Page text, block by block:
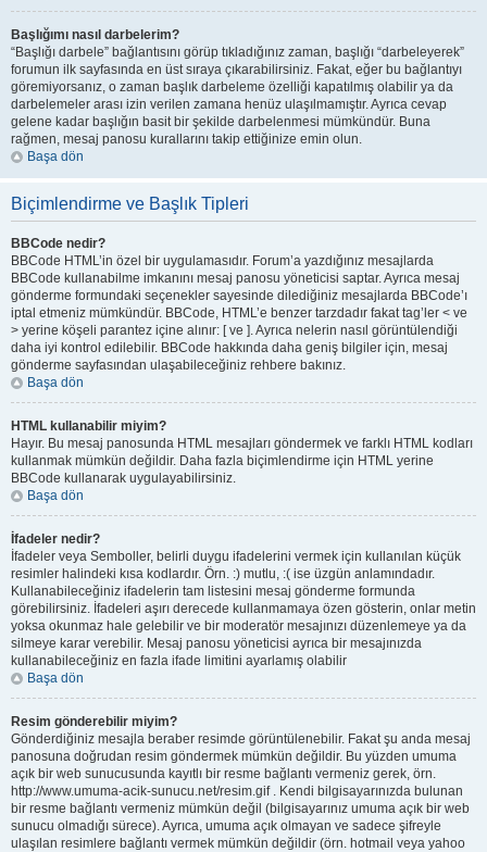
Başlığımı nasıl darbelerim?
“Başlığı darbele” bağlantısını görüp tıkladığınız zaman, başlığı “darbeleyerek”
forumun ilk sayfasında en üst sıraya çıkarabilirsiniz. Fakat, eğer bu bağlantıyı
göremiyorsanız, o zaman başlık darbeleme özelliği kapatılmış olabilir ya da
darbelemeler arası izin verilen zamana henüz ulaşılmamıştır. Ayrıca cevap
gelene kadar başlığın basit bir şekilde darbelenmesi mümkündür. Buna
rağmen, mesaj panosu kurallarını takip ettiğinize emin olun.
Başa dön
Biçimlendirme ve Başlık Tipleri
BBCode nedir?
BBCode HTML’in özel bir uygulamasıdır. Forum’a yazdığınız mesajlarda
BBCode kullanabilme imkanını mesaj panosu yöneticisi saptar. Ayrıca mesaj
gönderme formundaki seçenekler sayesinde dilediğiniz mesajlarda BBCode’ı
iptal etmeniz mümkündür. BBCode, HTML’e benzer tarzdadır fakat tag’ler < ve
> yerine köşeli parantez içine alınır: [ ve ]. Ayrıca nelerin nasıl görüntülendiği
daha iyi kontrol edilebilir. BBCode hakkında daha geniş bilgiler için, mesaj
gönderme sayfasından ulaşabileceğiniz rehbere bakınız.
Başa dön
HTML kullanabilir miyim?
Hayır. Bu mesaj panosunda HTML mesajları göndermek ve farklı HTML kodları
kullanmak mümkün değildir. Daha fazla biçimlendirme için HTML yerine
BBCode kullanarak uygulayabilirsiniz.
Başa dön
İfadeler nedir?
İfadeler veya Semboller, belirli duygu ifadelerini vermek için kullanılan küçük
resimler halindeki kısa kodlardır. Örn. :) mutlu, :( ise üzgün anlamındadır.
Kullanabileceğiniz ifadelerin tam listesini mesaj gönderme formunda
görebilirsiniz. İfadeleri aşırı derecede kullanmamaya özen gösterin, onlar metin
yoksa okunmaz hale gelebilir ve bir moderatör mesajınızı düzenlemeye ya da
silmeye karar verebilir. Mesaj panosu yöneticisi ayrıca bir mesajınızda
kullanabileceğiniz en fazla ifade limitini ayarlamış olabilir
Başa dön
Resim gönderebilir miyim?
Gönderdiğiniz mesajla beraber resimde görüntülenebilir. Fakat şu anda mesaj
panosuna doğrudan resim göndermek mümkün değildir. Bu yüzden umuma
açık bir web sunucusunda kayıtlı bir resme bağlantı vermeniz gerek, örn.
http://www.umuma-acik-sunucu.net/resim.gif . Kendi bilgisayarınızda bulunan
bir resme bağlantı vermeniz mümkün değil (bilgisayarınız umuma açık bir web
sunucu olmadığı sürece). Ayrıca, umuma açık olmayan ve sadece şifreyle
ulaşılan resimlere bağlantı vermek mümkün değildir (örn. hotmail veya yahoo